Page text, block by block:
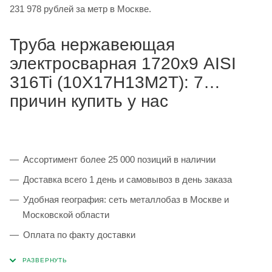
231 978 рублей за метр в Москве.
Труба нержавеющая
электросварная 1720х9 AISI
316Ti (10Х17Н13М2Т): 7
причин купить у нас
Ассортимент более 25 000 позиций в наличии
Доставка всего 1 день и самовывоз в день заказа
Удобная география: сеть металлобаз в Москве и
Московской области
Оплата по факту доставки